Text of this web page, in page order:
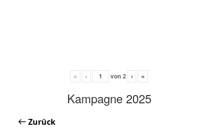
« ‹ von 2 › »
Kampagne 2025
Zurück